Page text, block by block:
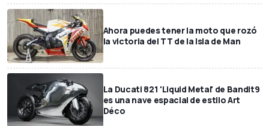
Ahora puedes tener la moto que rozó
la victoria del TT de la Isla de Man
La Ducati 821 'Liquid Metal' de Bandit9
es una nave espacial de estilo Art
Déco